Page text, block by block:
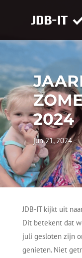
2024
jun 21, 2024
JDB-IT kijkt uit
Dit betekent dat
juli gesloten zijn
genieten. Niet